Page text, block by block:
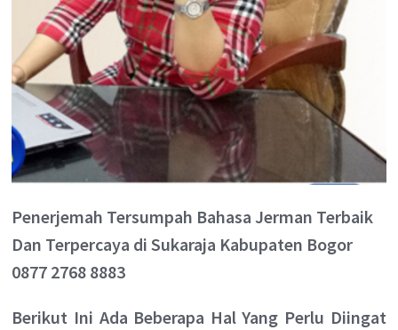
Penerjemah Tersumpah Bahasa Jerman Terbaik
Dan Terpercaya di Sukaraja Kabupaten Bogor
0877 2768 8883
Berikut Ini Ada Beberapa Hal Yang Perlu Diingat